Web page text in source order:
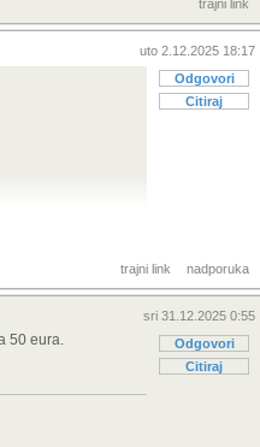
trajni link
uto 2.12.2025 18:17
Odgovori
Citiraj
trajni link nadporuka
sri 31.12.2025 0:55
Odgovori
Citiraj
50 eura.